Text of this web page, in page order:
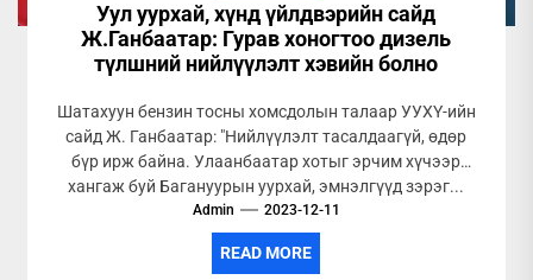
Уул уурхай, хүнд үйлдвэрийн сайд
Ж.Ганбаатар: Гурав хоногтоо дизель
түлшний нийлүүлэлт хэвийн болно
Шатахуун бензин тосны хомсдолын талаар УУХҮ-ийн
сайд Ж. Ганбаатар: "Нийлүүлэлт тасалдаагүй, өдөр
бүр ирж байна. Улаанбаатар хотыг эрчим хүчээр
хангаж буй Багануурын уурхай, эмнэлгүүд зэрэг...
Admin 2023-12-11
READ MORE